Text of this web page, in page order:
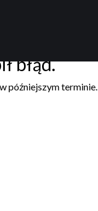
błąd.
późniejszym terminie.